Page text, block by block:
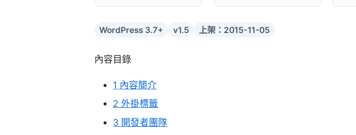
WordPress 3.7+ v1.5 上架：2015-11-05
內容目錄
1 內容簡介
2 外掛標籤
3 開發者團隊